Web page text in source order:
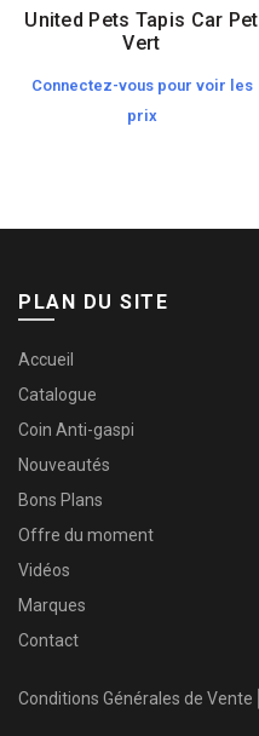
United Pets Tapis Car Pet
Vert
Connectez-vous pour voir les
prix
PLAN DU SITE
Accueil
Catalogue
Coin Anti-gaspi
Nouveautés
Bons Plans
Offre du moment
Vidéos
Marques
Contact
Conditions Générales de Vente